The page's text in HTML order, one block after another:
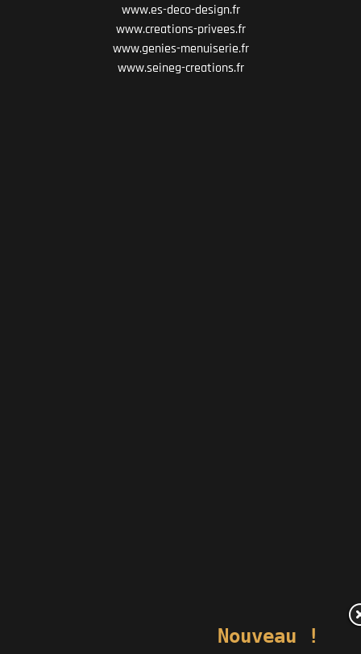
www.es-deco-design.fr
www.creations-privees.fr
www.genies-menuiserie.fr
www.seineg-creations.fr
Nouveau !